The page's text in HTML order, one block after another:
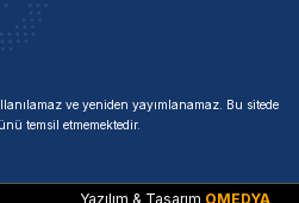
ve yeniden yayımlanamaz. Bu sitede
temsil etmemektedir.
Yazılım & Tasarım OMEDYA